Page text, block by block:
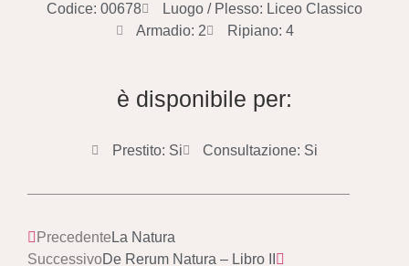
Codice: 00678
Luogo / Plesso: Liceo Classico
Armadio: 2
Ripiano: 4
è disponibile per:
Prestito: Si Consultazione: Si
Precedente La Natura
SuccessivoDe Rerum Natura – Libro II